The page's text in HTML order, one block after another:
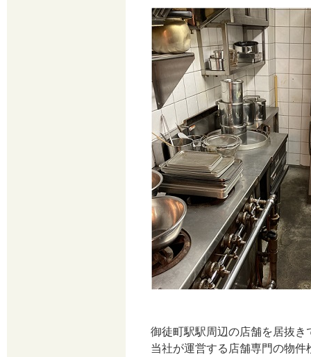
御徒町駅駅周辺の店舗を居抜
当社が運営する店舗専門の物